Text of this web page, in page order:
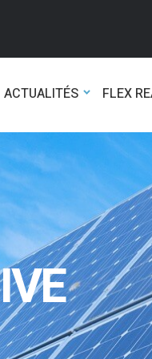
ACTUALITÉS FLEX